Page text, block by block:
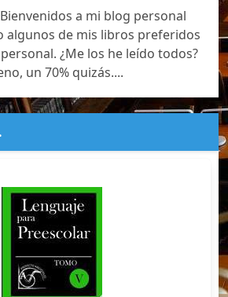
a mi blog personal
algunos de mis libros preferidos
¿Me los he leído todos?
un 70% quizás....